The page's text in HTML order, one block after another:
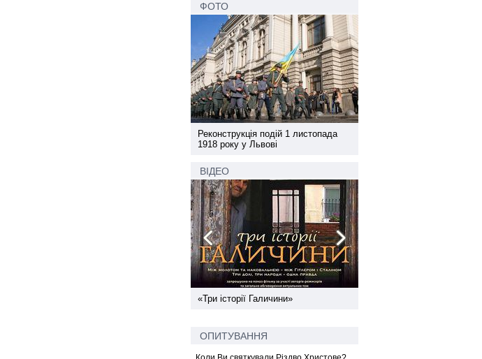
ФОТО
Реконструкція подій 1 листопада
1918 року у Львові
ВІДЕО
«Три історії Галичини»
ОПИТУВАННЯ